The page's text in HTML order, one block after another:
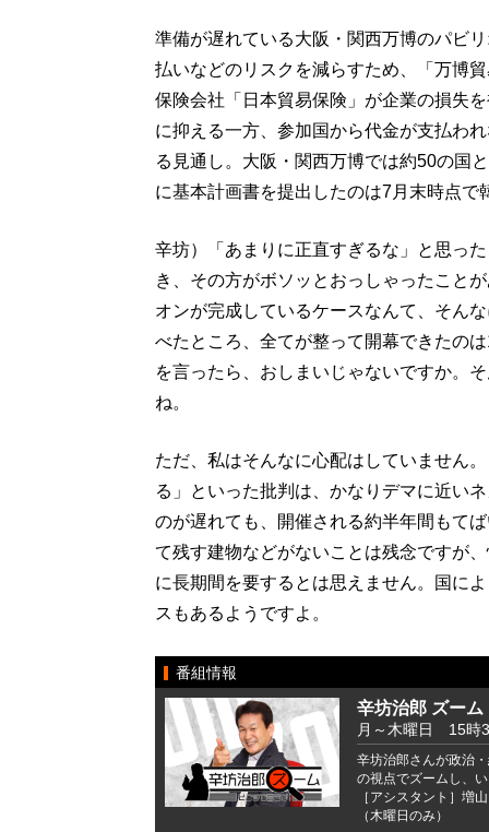
準備が遅れている大阪・関西万博のパビ
払いなどのリスクを減らすため、「万博
保険会社「日本貿易保険」が企業の損失
に抑える一方、参加国から代金が支払わ
る見通し。大阪・関西万博では約50の国
に基本計画書を提出したのは7月末時点で
辛坊）「あまりに正直すぎるな」と思っ
き、その方がボソッとおっしゃったこと
オンが完成しているケースなんて、そん
べたところ、全てが整って開幕できたの
を言ったら、おしまいじゃないですか。
ね。
ただ、私はそんなに心配はしていません
る」といった批判は、かなりデマに近い
のが遅れても、開催される約半年間もて
て残す建物などがないことは残念ですが
に長期間を要するとは思えません。国に
スもあるようですよ。
番組情報
辛坊治郎 ズー
月～木曜日 15
辛坊治郎さんが政治
の視点でズームし、
［アシスタント］増
（木曜日のみ）